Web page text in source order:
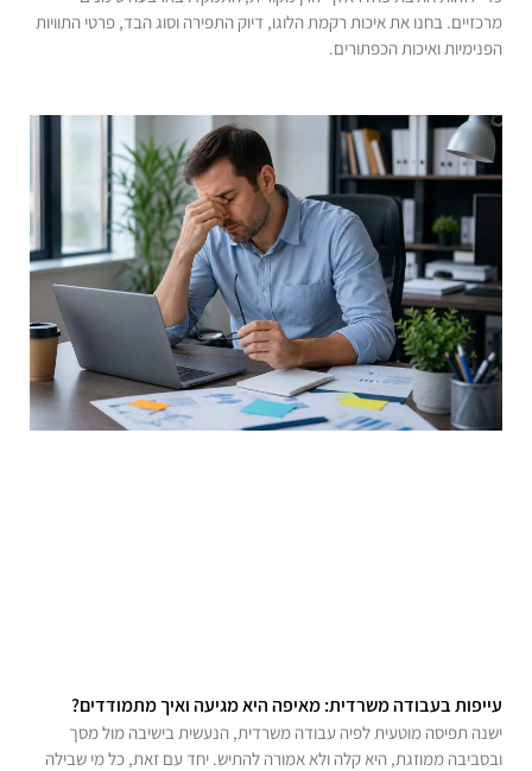
מרכזיים. בחנו את איכות רקמת הלוגו, דיוק התפירה וסוג הבד, פרטי התוויות
הפנימיות ואיכות הכפתורים.
עייפות בעבודה משרדית: מאיפה היא מגיעה ואיך מתמודדים?
ישנה תפיסה מוטעית לפיה עבודה משרדית, הנעשית בישיבה מול מסך
ובסביבה ממוזגת, היא קלה ולא אמורה להתיש. יחד עם זאת, כל מי שבילה